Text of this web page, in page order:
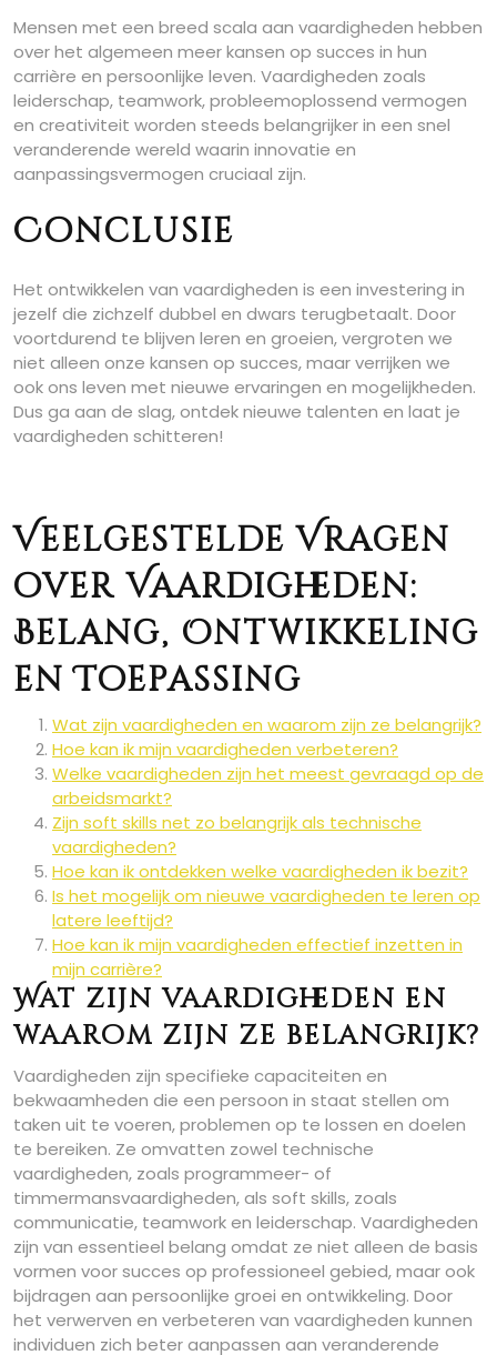
Mensen met een breed scala aan vaardigheden hebben
over het algemeen meer kansen op succes in hun
carrière en persoonlijke leven. Vaardigheden zoals
leiderschap, teamwork, probleemoplossend vermogen
en creativiteit worden steeds belangrijker in een snel
veranderende wereld waarin innovatie en
aanpassingsvermogen cruciaal zijn.
Conclusie
Het ontwikkelen van vaardigheden is een investering in
jezelf die zichzelf dubbel en dwars terugbetaalt. Door
voortdurend te blijven leren en groeien, vergroten we
niet alleen onze kansen op succes, maar verrijken we
ook ons leven met nieuwe ervaringen en mogelijkheden.
Dus ga aan de slag, ontdek nieuwe talenten en laat je
vaardigheden schitteren!
Veelgestelde Vragen
over Vaardigheden:
Belang, Ontwikkeling
en Toepassing
Wat zijn vaardigheden en waarom zijn ze belangrijk?
Hoe kan ik mijn vaardigheden verbeteren?
Welke vaardigheden zijn het meest gevraagd op de
arbeidsmarkt?
Zijn soft skills net zo belangrijk als technische
vaardigheden?
Hoe kan ik ontdekken welke vaardigheden ik bezit?
Is het mogelijk om nieuwe vaardigheden te leren op
latere leeftijd?
Hoe kan ik mijn vaardigheden effectief inzetten in
mijn carrière?
Wat zijn vaardigheden en
waarom zijn ze belangrijk?
Vaardigheden zijn specifieke capaciteiten en
bekwaamheden die een persoon in staat stellen om
taken uit te voeren, problemen op te lossen en doelen
te bereiken. Ze omvatten zowel technische
vaardigheden, zoals programmeer- of
timmermansvaardigheden, als soft skills, zoals
communicatie, teamwork en leiderschap. Vaardigheden
zijn van essentieel belang omdat ze niet alleen de basis
vormen voor succes op professioneel gebied, maar ook
bijdragen aan persoonlijke groei en ontwikkeling. Door
het verwerven en verbeteren van vaardigheden kunnen
individuen zich beter aanpassen aan veranderende